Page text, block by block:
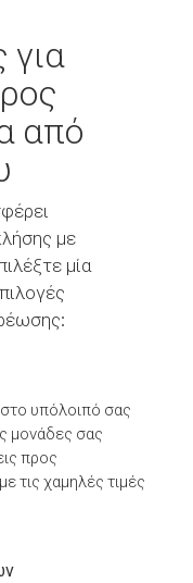
για
από
με
μία
υπόλοιπό σας
μονάδες σας
προς
τις χαμηλές τιμές